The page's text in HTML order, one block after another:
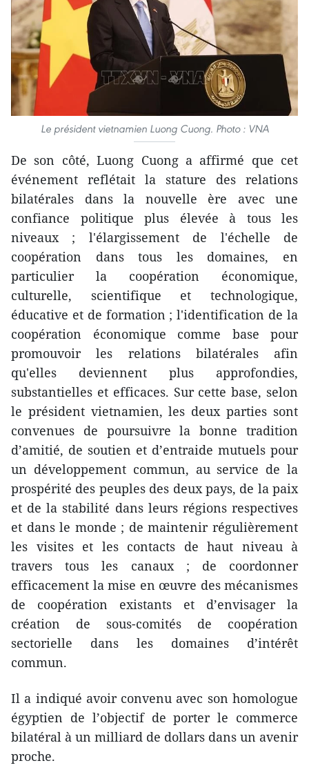
Le président vietnamien Luong Cuong. Photo : VNA
De son côté, Luong Cuong a affirmé que cet
événement reflétait la stature des relations
bilatérales dans la nouvelle ère avec une
confiance politique plus élevée à tous les
niveaux ; l'élargissement de l'échelle de
coopération dans tous les domaines, en
particulier la coopération économique,
culturelle, scientifique et technologique,
éducative et de formation ; l'identification de la
coopération économique comme base pour
promouvoir les relations bilatérales afin
qu'elles deviennent plus approfondies,
substantielles et efficaces. Sur cette base, selon
le président vietnamien, les deux parties sont
convenues de poursuivre la bonne tradition
d’amitié, de soutien et d’entraide mutuels pour
un développement commun, au service de la
prospérité des peuples des deux pays, de la paix
et de la stabilité dans leurs régions respectives
et dans le monde ; de maintenir régulièrement
les visites et les contacts de haut niveau à
travers tous les canaux ; de coordonner
efficacement la mise en œuvre des mécanismes
de coopération existants et d’envisager la
création de sous-comités de coopération
sectorielle dans les domaines d’intérêt
commun.
Il a indiqué avoir convenu avec son homologue
égyptien de l’objectif de porter le commerce
bilatéral à un milliard de dollars dans un avenir
proche.